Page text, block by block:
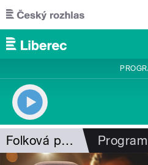
Přejít k hlavnímu obsahu
Folková pohlazení Program